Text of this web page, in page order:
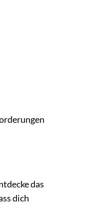
das
dich